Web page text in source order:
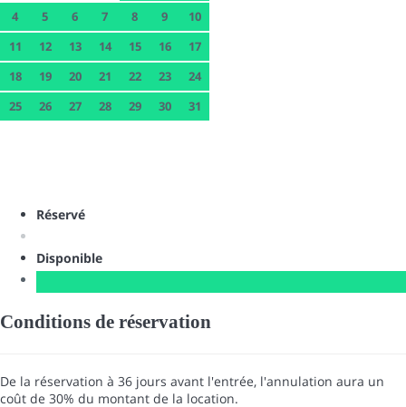
4
5 6 7 8 9
10
11
12 13 14 15 16
17
18
19 20 21 22 23
24
25
26 27 28 29 30 31
Réservé
Disponible
Conditions de réservation
De la réservation à 36 jours avant l'entrée, l'annulation aura un
coût de 30% du montant de la location.